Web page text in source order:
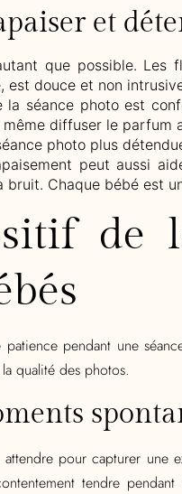
et
que possible.
est douce et non
la séance photo est
diffuser le
photo plus
peut aussi
bruit. Chaque bébé est
patience pendant une
qualité des photos.
pour capturer
tendre